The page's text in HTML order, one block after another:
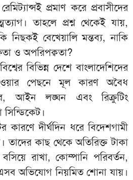
প্রমাণ করে প্রবাসীদের
তাহলে প্রশ্ন থেকেই যায়,
নিছকই বেখেয়ালি মন্তব্য, নাকি
ও অপরিপক্বতা?
বিভিন্ন দেশে বাংলাদেশিদের
পেছনে মূল কারণ অবৈধ
আইন লঙ্ঘন এবং রিক্রুটিং
কারণে দীর্ঘদিন ধরে বিদেশগামী
তাদের কাছ থেকে অতিরিক্ত টাকা
রাখা, কোম্পানি পরিবর্তন,
অভিযোগ নিয়মিত শোনা যায়।